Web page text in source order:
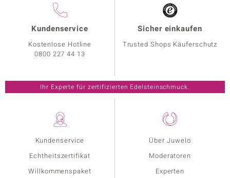
Kundenservice
Echtheitszertifikat
Willkommenspaket
Über Juwelo
Moderatoren
Experten
Kundenservice
Kostenlose Hotline
0800 227 44 13
Sicher einkaufen
Trusted Shops Käuferschutz
Ihr Experte für zertifizierten Edelsteinschmuck.